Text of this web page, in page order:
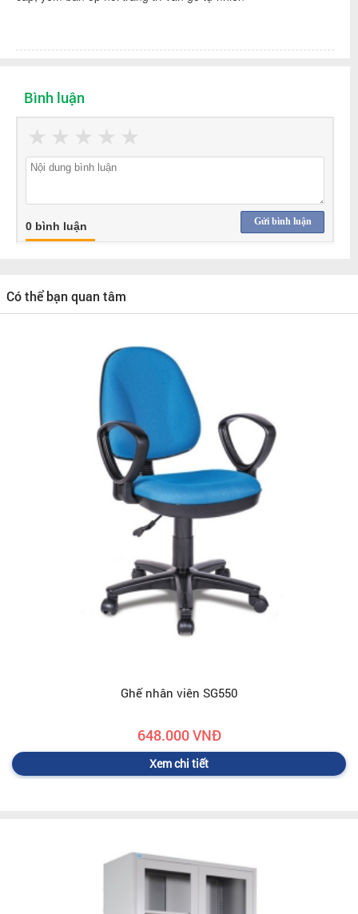
Bình luận
★
★
★
★
★
Gửi bình luận
0 bình luận
Có thể bạn quan tâm
Ghế nhân viên SG550
648.000 VNĐ
Xem chi tiết